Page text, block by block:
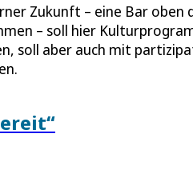
Zukunft – eine Bar
– soll hier
soll aber auch mit